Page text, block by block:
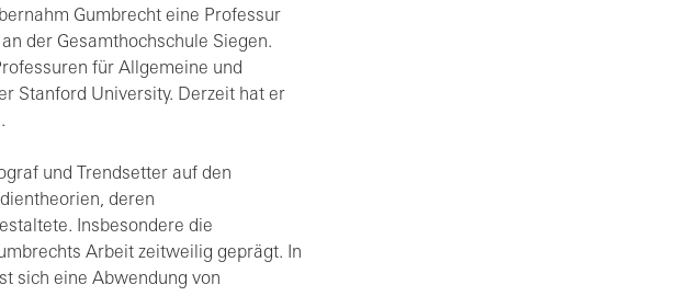
Gumbrecht eine Professur
der Gesamthochschule Siegen.
für Allgemeine und
Stanford University. Derzeit hat er
und Trendsetter auf den
deren
Insbesondere die
Arbeit zeitweilig geprägt. In
sich eine Abwendung von